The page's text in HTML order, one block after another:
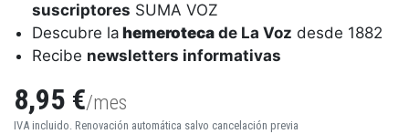
suscriptores SUMA VOZ
Descubre la hemeroteca de La Voz desde 1882
Recibe newsletters informativas
8,95 €/mes
IVA incluido. Renovación automática salvo cancelación previa